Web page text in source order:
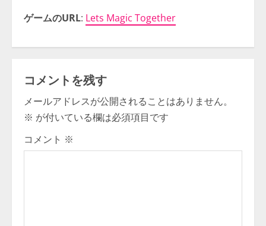
ゲームのURL: Lets Magic Together
コメントを残す
メールアドレスが公開されることはありません。
※ が付いている欄は必須項目です
コメント ※